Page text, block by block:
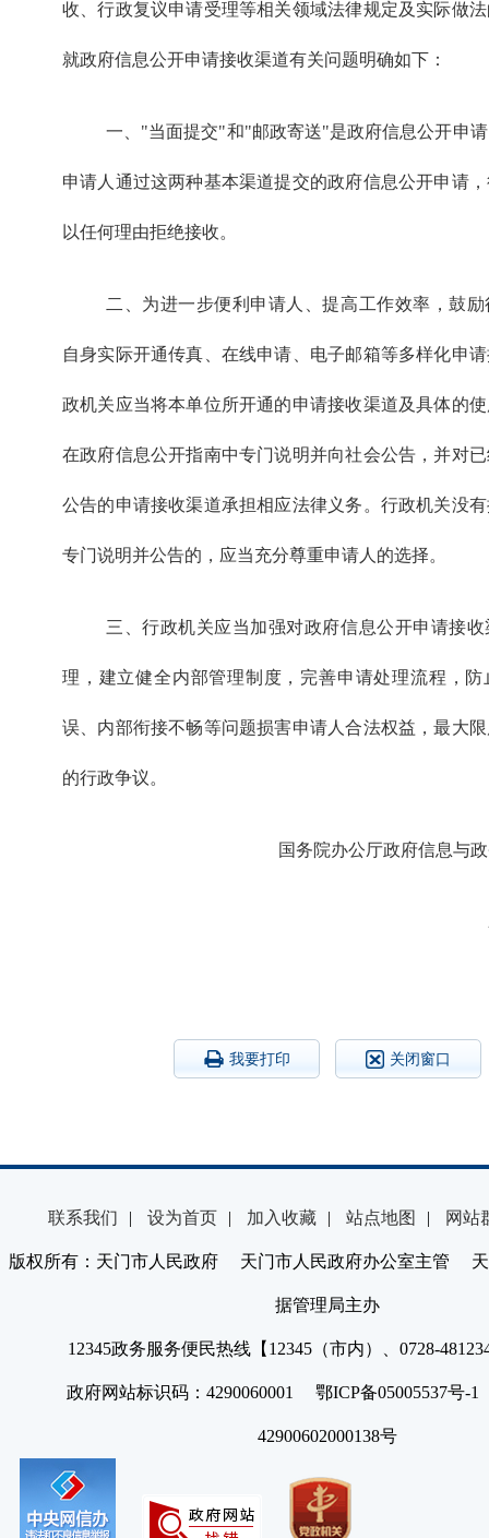
收、行政复议申请受理等相关领域法律规定及实际做
就政府信息公开申请接收渠道有关问题明确如下：
一、"当面提交"和"邮政寄送"是政府信息公开申
申请人通过这两种基本渠道提交的政府信息公开申请
以任何理由拒绝接收。
二、为进一步便利申请人、提高工作效率，鼓
自身实际开通传真、在线申请、电子邮箱等多样化申
政机关应当将本单位所开通的申请接收渠道及具体的
在政府信息公开指南中专门说明并向社会公告，并对
公告的申请接收渠道承担相应法律义务。行政机关没
专门说明并公告的，应当充分尊重申请人的选择。
三、行政机关应当加强对政府信息公开申请接
理，建立健全内部管理制度，完善申请处理流程，防
误、内部衔接不畅等问题损害申请人合法权益，最大
的行政争议。
国务院办公厅政府信息与
我要打印 关闭窗口
联系我们 | 设为首页 | 加入收藏 | 站点地图 | 网站
版权所有：天门市人民政府 天门市人民政府办公室主管 天
据管理局主办
12345政务服务便民热线【12345（市内）、0728-
政府网站标识码：4290060001 鄂ICP备05005537号
42900602000138号